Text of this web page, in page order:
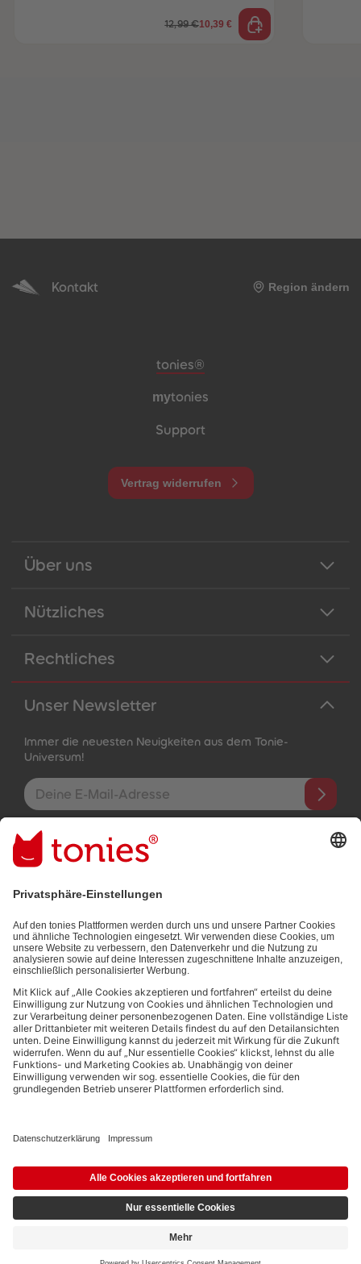
12,99 €10,39 €
Kontakt Region ändern
Meta-Navigation Footer
tonies®
mytonies
Support
Vertrag widerrufen
Über uns
Nützliches
Rechtliches
Unser Newsletter
Immer die neuesten Neuigkeiten aus dem Tonie-
Universum!
E-Mail-Addresse
Mit dem Absenden abonnierst du unseren E-Mail-Newsletter, der
auf den von dir bereitgestellten Informationen (z.B. Account-
informationen) und den von dir zu Werbezwecken bereitgestellten
Datenschutzbestimmungen.
Bezahlmethoden:
Links zu sozialen Netzwerken
Die Nutzung der Inhalte für Text- und Data-Mining von (generativen) KI
Zusammenhang ausdrücklich vorbehalten und daher verboten.